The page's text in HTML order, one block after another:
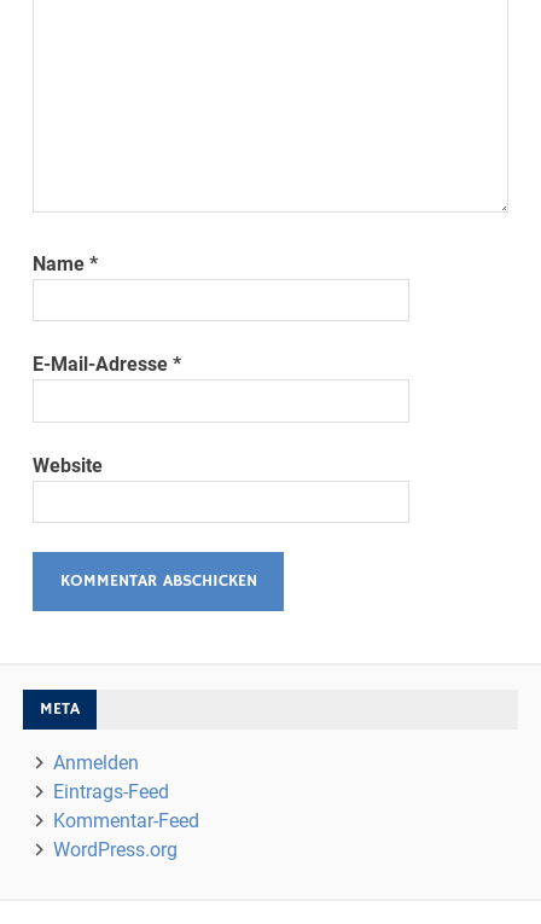
Name*
E-Mail-Adresse*
Website
META
Anmelden
Eintrags-Feed
Kommentar-Feed
WordPress.org